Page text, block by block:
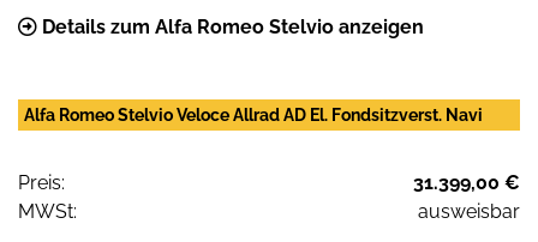
Details zum Alfa Romeo Stelvio anzeigen
Alfa Romeo Stelvio Veloce Allrad AD El. Fondsitzverst. Navi
Preis:
31.399,00 €
MWSt:
ausweisbar